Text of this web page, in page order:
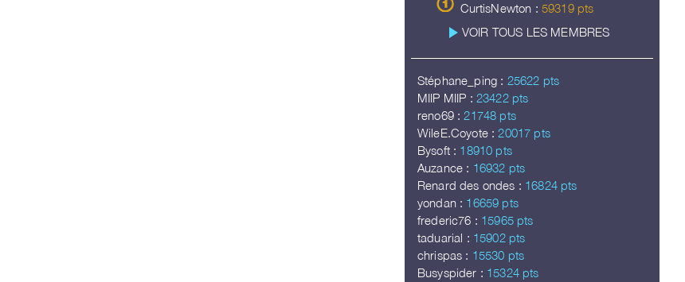
CurtisNewton : 59319 pts
play_arrow VOIR TOUS LES MEMBRES
Stéphane_ping : 25622 pts
MIIP MIIP : 23422 pts
reno69 : 21748 pts
WileE.Coyote : 20017 pts
Bysoft : 18910 pts
Auzance : 16932 pts
Renard des ondes : 16824 pts
yondan : 16659 pts
frederic76 : 15965 pts
taduarial : 15902 pts
chrispas : 15530 pts
Busyspider : 15324 pts